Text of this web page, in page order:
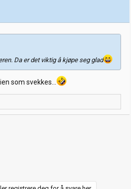
Da er det viktig å kjøpe seg glad
som svekkes...